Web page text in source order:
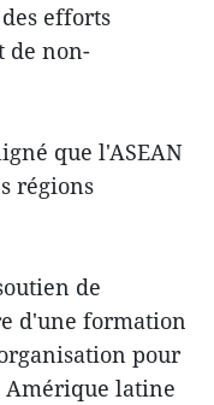
efforts
de non-
que l'ASEAN
régions
de
d'une formation
pour
latine